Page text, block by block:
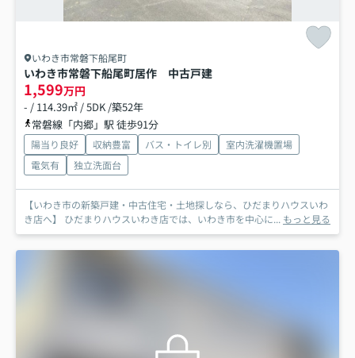
いわき市常磐下船尾町
いわき市常磐下船尾町居作 中古戸建
1,599万円
- / 114.39㎡ / 5DK /築52年
常磐線「内郷」駅 徒歩91分
陽当り良好 収納豊富 バス・トイレ別
室内洗濯機置場
電気有
独立洗面台
【いわき市の新築戸建・中古住宅・土地探しなら、ひだまりハウスいわ
き店へ】 ひだまりハウスいわき店では、いわき市を中心に... もっと見る